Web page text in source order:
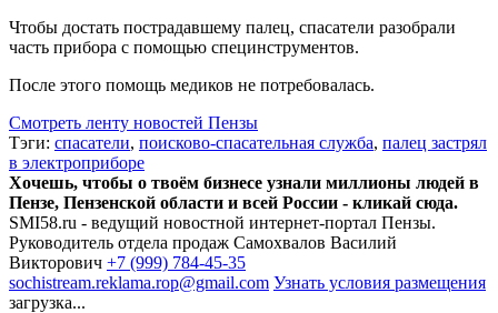
Чтобы достать пострадавшему палец, спасатели разобрали
часть прибора с помощью специнструментов.
После этого помощь медиков не потребовалась.
Смотреть ленту новостей Пензы
Тэги: спасатели, поисково-спасательная служба, палец застрял
в электроприборе
Хочешь, чтобы о твоём бизнесе узнали миллионы людей в
Пензе, Пензенской области и всей России - кликай сюда.
SMI58.ru - ведущий новостной интернет-портал Пензы.
Руководитель отдела продаж Самохвалов Василий
Викторович +7 (999) 784-45-35
sochistream.reklama.rop@gmail.com Узнать условия размещения
загрузка...